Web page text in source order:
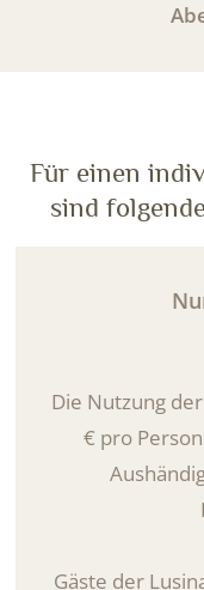
Für einen
sind
Die Nutzung
€ pro
Gäste der